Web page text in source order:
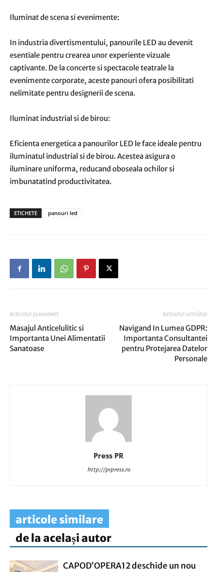
Iluminat de scena si evenimente:
In industria divertismentului, panourile LED au devenit
esentiale pentru crearea unor experiente vizuale
captivante. De la concerte si spectacole teatrale la
evenimente corporate, aceste panouri ofera posibilitati
nelimitate pentru designerii de scena.
Iluminat industrial si de birou:
Eficienta energetica a panourilor LED le face ideale pentru
iluminatul industrial si de birou. Acestea asigura o
iluminare uniforma, reducand oboseala ochilor si
imbunatatind productivitatea.
ETICHETE panouri led
Articolul precedent
Masajul Anticelulitic si
Importanta Unei Alimentatii
Sanatoase
Articolul următor
Navigand In Lumea GDPR:
Importanta Consultantei
pentru Protejarea Datelor
Personale
Press PR
http://prpress.ro
articole similare
de la același autor
CAPOD’OPERA12 deschide un nou